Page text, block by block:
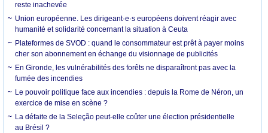
reste inachevée
Union européenne. Les dirigeant·e·s européens doivent réagir avec
humanité et solidarité concernant la situation à Ceuta
Plateformes de SVOD : quand le consommateur est prêt à payer moins
cher son abonnement en échange du visionnage de publicités
En Gironde, les vulnérabilités des forêts ne disparaîtront pas avec la
fumée des incendies
Le pouvoir politique face aux incendies : depuis la Rome de Néron, un
exercice de mise en scène ?
La défaite de la Seleção peut-elle coûter une élection présidentielle
au Brésil ?